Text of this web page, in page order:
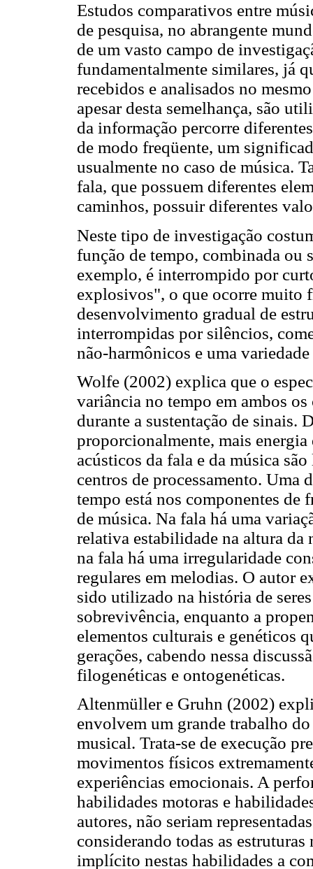
Estudos comparativos entre
de pesquisa, no abrangente
de um vasto campo de
fundamentalmente similares, já
recebidos e analisados no
apesar desta semelhança, são
da informação percorre
de modo freqüente, um
usualmente no caso de música.
fala, que possuem diferentes
caminhos, possuir diferentes
Neste tipo de investigação
função de tempo, combinada ou
exemplo, é interrompido por
explosivos", o que ocorre muito
desenvolvimento gradual de
interrompidas por silêncios,
não-harmônicos e uma
Wolfe (2002) explica que o
variância no tempo em ambos
durante a sustentação de sinais.
proporcionalmente, mais
acústicos da fala e da música
centros de processamento. Uma
tempo está nos componentes de
de música. Na fala há uma
relativa estabilidade na altura
na fala há uma irregularidade
regulares em melodias. O autor
sido utilizado na história de
sobrevivência, enquanto a
elementos culturais e genéticos
gerações, cabendo nessa
filogenéticas e ontogenéticas.
Altenmüller e Gruhn (2002)
envolvem um grande trabalho
musical. Trata-se de execução
movimentos físicos
experiências emocionais. A
habilidades motoras e
autores, não seriam
considerando todas as
implícito nestas habilidades a